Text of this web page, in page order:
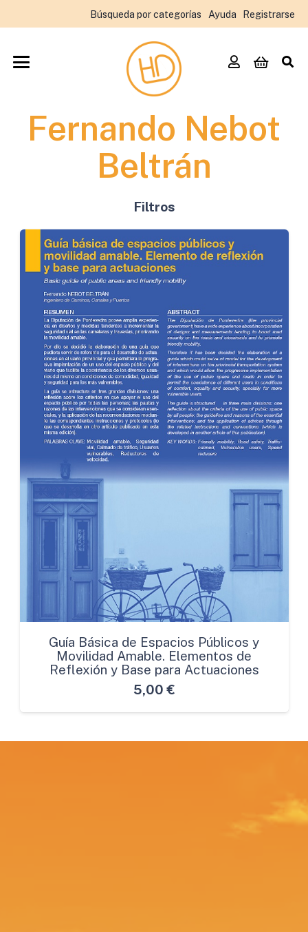
Búsqueda por categorías Ayuda Registrarse
Fernando Nebot
Beltrán
Filtros
Guía Básica de Espacios Públicos y
Movilidad Amable. Elementos de
Reflexión y Base para Actuaciones
5,00 €